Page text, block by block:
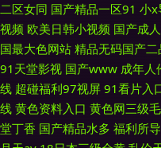
二区女同 国产精品一区91 小x
视频 欧美日韩小视频 国产成
国最大色网站 精品无码国产二
91天堂影视 国产www 成年人
线 超碰福利97视屏 91看片入
线 黄色资料入口 黄色网三级
堂丁香 国产精品水多 福利所